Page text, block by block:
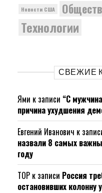
Новости США
Технологии
СВЕЖИЕ
Ями к записи “С
причина ухудшения
Евгений Иванович к
назвали 8 самых
году
ТОР к записи Россия
остановивших колонну